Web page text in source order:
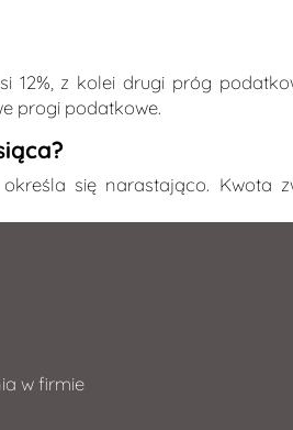
z kolei drugi próg
progi podatkowe.
się narastająco. Kwota
w firmie